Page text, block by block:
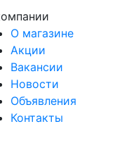
О магазине
Акции
Вакансии
Новости
Объявления
Контакты